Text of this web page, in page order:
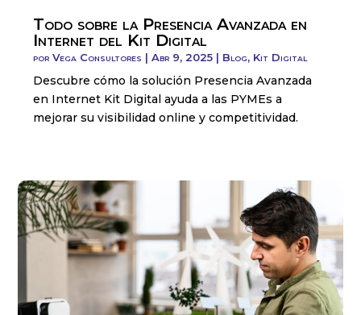
Todo sobre la Presencia Avanzada en
Internet del Kit Digital
porVega Consultores |Abr 9, 2025 | Blog, Kit Digital
Descubre cómo la solución Presencia Avanzada
en Internet Kit Digital ayuda a las PYMEs a
mejorar su visibilidad online y competitividad.